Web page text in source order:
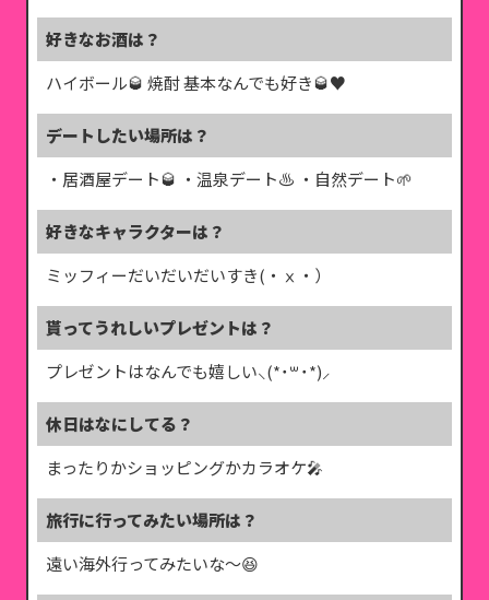
好きなお酒は？
ハイボール🥃 焼酎 基本なんでも好き🥃♥️
デートしたい場所は？
・居酒屋デート🥃 ・温泉デート♨️ ・自然デート‬🌱
好きなキャラクターは？
ミッフィーだいだいだいすき(・ⅹ・）
貰ってうれしいプレゼントは？
プレゼントはなんでも嬉しい⸜(*˙꒳˙*)⸝
休日はなにしてる？
まったりかショッピングかカラオケ🎤
旅行に行ってみたい場所は？
遠い海外行ってみたいな〜😆